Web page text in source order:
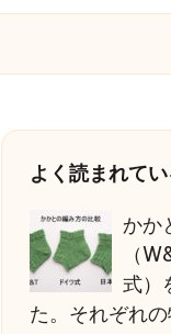
よく読まれて
かか
（
式）
た。それぞれの